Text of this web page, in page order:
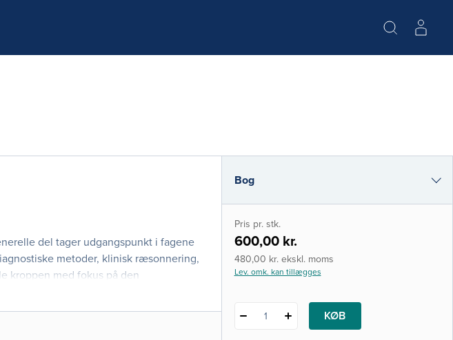
del tager udgangspunkt i fagene
metoder, klinisk ræsonnering,
kroppen med fokus på den
Bog
i-bog
Pris pr. stk.
600,00 kr.
480,00 kr. ekskl. moms
Lev. omk. kan tillægges
1 KØB